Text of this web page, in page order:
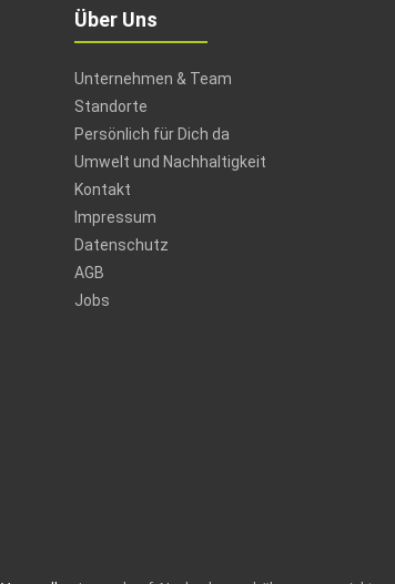
Über Uns
Unternehmen & Team
Standorte
Persönlich für Dich da
Umwelt und Nachhaltigkeit
Kontakt
Impressum
Datenschutz
AGB
Jobs